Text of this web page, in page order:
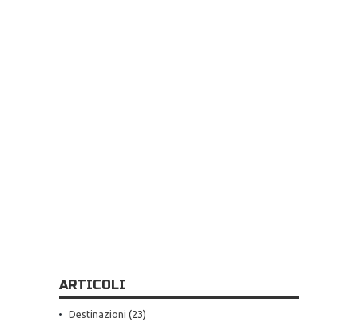
ARTICOLI
Destinazioni (23)